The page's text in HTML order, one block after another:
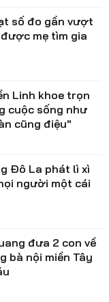
số đo gần vượt
mẹ tìm gia
Linh khoe trọn
cuộc sống như
cũng điệu"
Đô La phát lì xì
người một cái
đưa 2 con về
bà nội miền Tây